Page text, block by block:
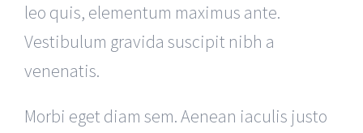
leo quis, elementum maximus ante.
Vestibulum gravida suscipit nibh a
venenatis.
Morbi eget diam sem. Aenean iaculis justo